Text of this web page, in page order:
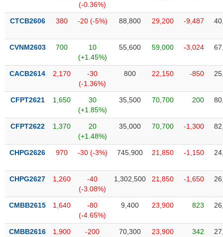
Tâm
lý
trường
(-0.36%)
CTCB2606 380 -20 (-5%) 88,800 29,200 -9,487
CVNM2603 700
10
(+1.45%)
55,600 59,000 -3,024
CACB2614 2,170
-30
(-1.36%)
800 22,150 -850
CFPT2621 1,650
30
(+1.85%)
35,500 70,700 200
CFPT2622 1,370
20
(+1.48%)
35,000 70,700 -1,300
CHPG2626 970 -30 (-3%) 745,900 21,850 -1,150
CHPG2627 1,260
-40
(-3.08%)
1,302,500 21,850 -1,650
CMBB2615 1,640
-80
(-4.65%)
9,400 23,900 823
CMBB2616 1,900
-200
70,300 23,900 342
TIÊU
KHÔNG
YẾU
TIÊU
DÙNG
YẾU
CHĂM
SÓC
KHỎE